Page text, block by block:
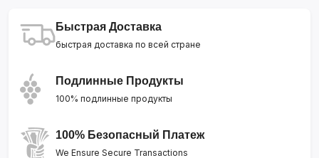
Быстрая Доставка
быстрая доставка по всей стране
Подлинные Продукты
100% подлинные продукты
100% Безопасный Платеж
We Ensure Secure Transactions